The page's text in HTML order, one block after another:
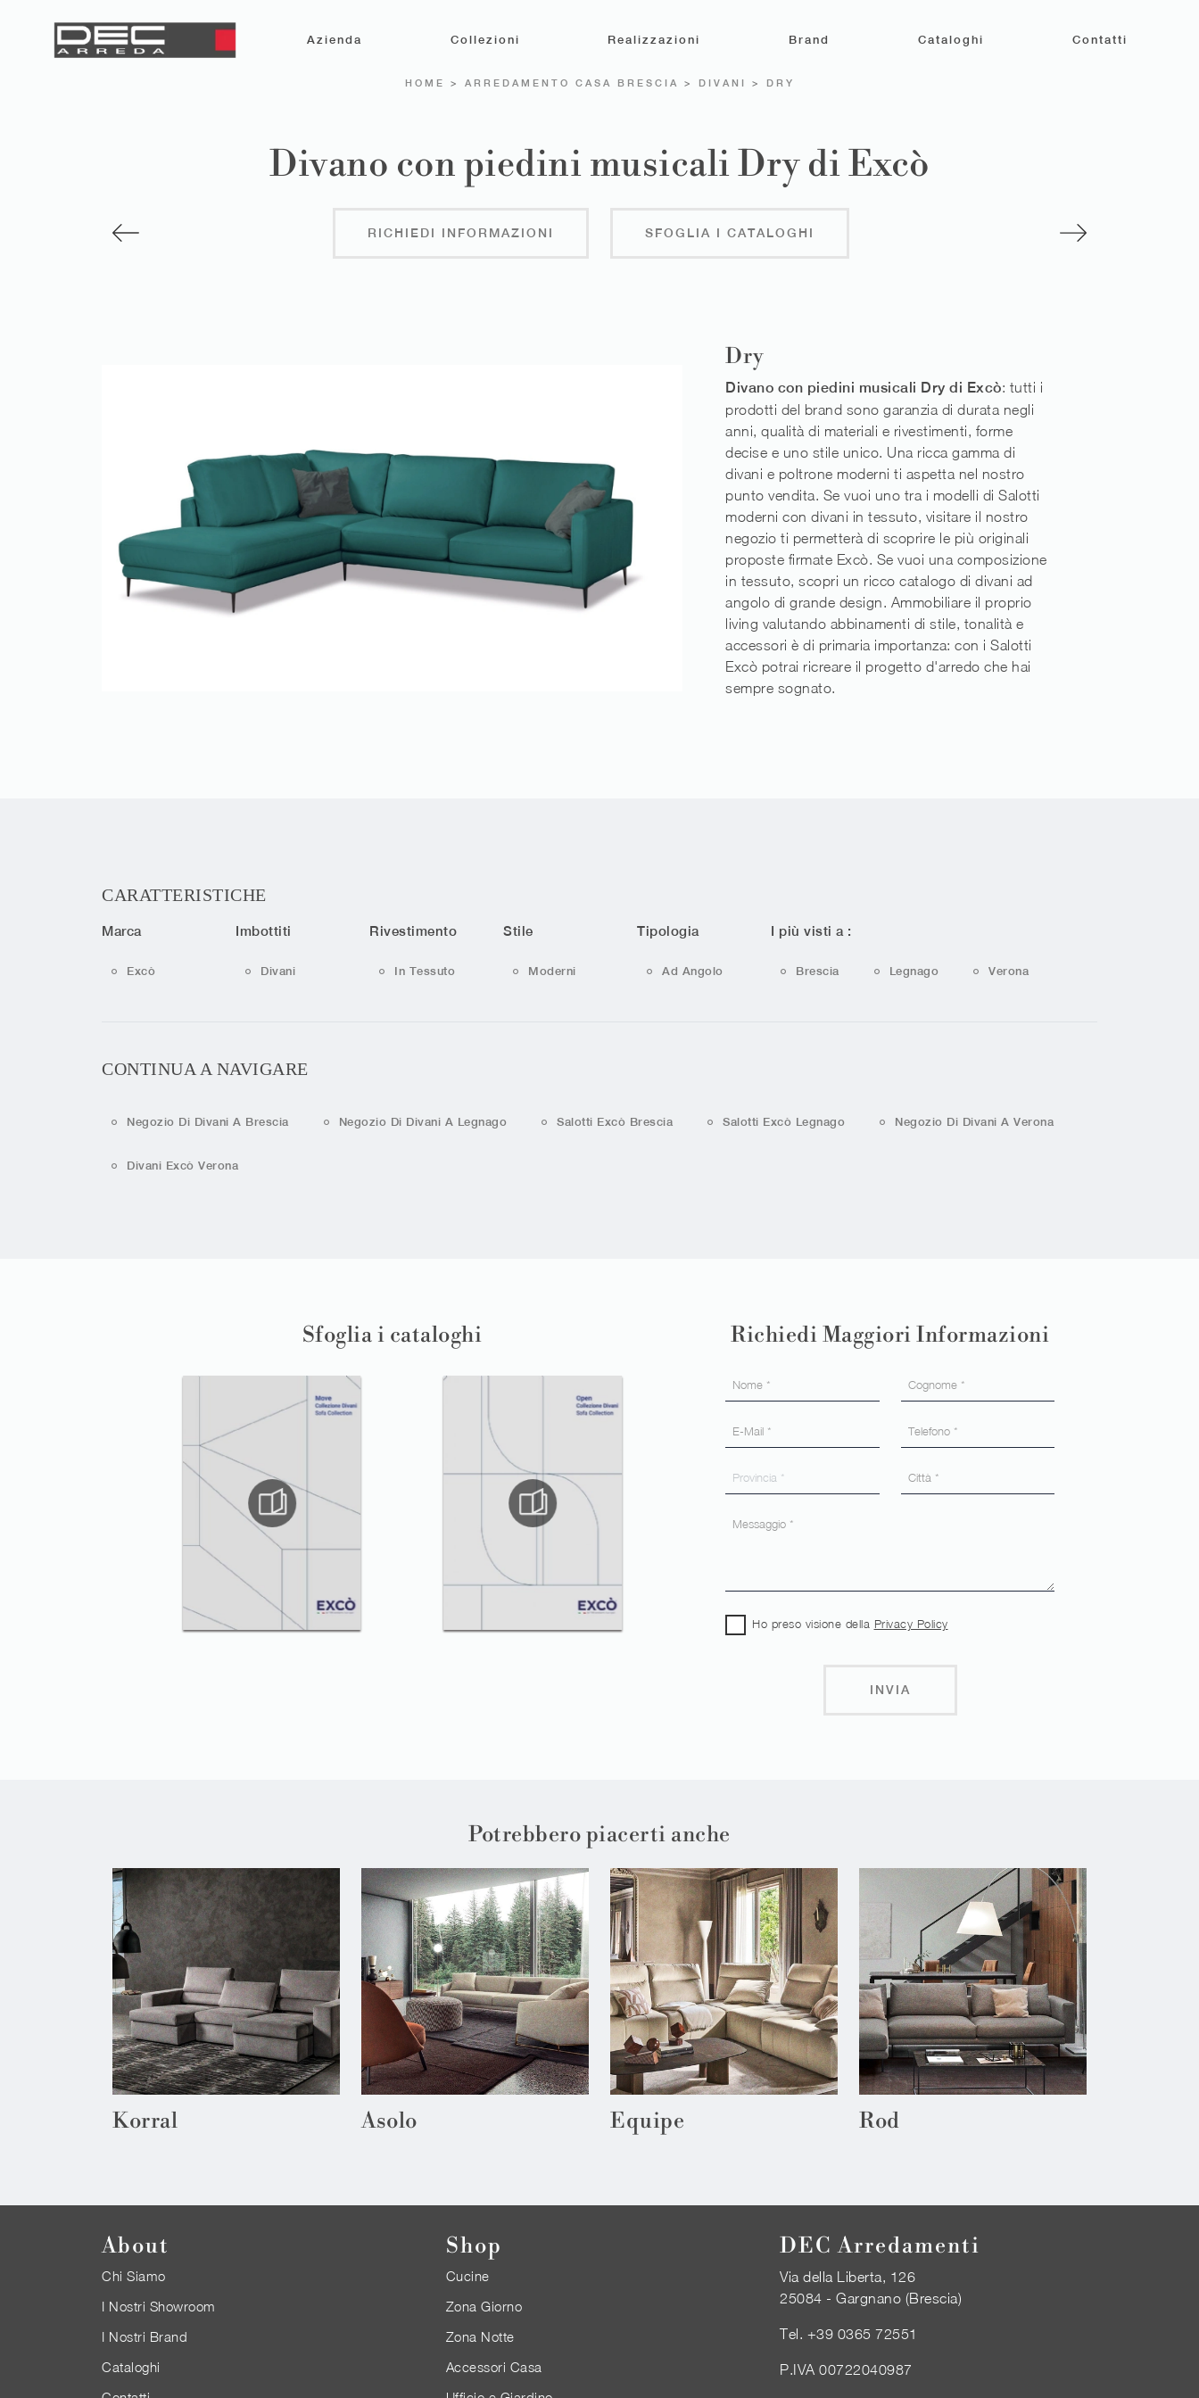
Azienda Collezioni Realizzazioni Brand Cataloghi Contatti
HOME > ARREDAMENTO CASA BRESCIA > DIVANI > DRY
Divano con piedini musicali Dry di Excò
RICHIEDI INFORMAZIONI SFOGLIA I CATALOGHI
Dry
Divano con piedini musicali Dry di Excò: tutti i
prodotti del brand sono garanzia di durata negli
anni, qualità di materiali e rivestimenti, forme
decise e uno stile unico. Una ricca gamma di
divani e poltrone moderni ti aspetta nel nostro
punto vendita. Se vuoi uno tra i modelli di Salotti
moderni con divani in tessuto, visitare il nostro
negozio ti permetterà di scoprire le più originali
proposte firmate Excò. Se vuoi una composizione
in tessuto, scopri un ricco catalogo di divani ad
angolo di grande design. Ammobiliare il proprio
living valutando abbinamenti di stile, tonalità e
accessori è di primaria importanza: con i Salotti
Excò potrai ricreare il progetto d'arredo che hai
sempre sognato.
CARATTERISTICHE
Marca
Excò
Imbottiti
Divani
Rivestimento
In Tessuto
Stile
Moderni
Tipologia
Ad Angolo
I più visti a :
Brescia Legnago Verona
CONTINUA A NAVIGARE
Negozio Di Divani A Brescia Negozio Di Divani A Legnago Salotti Excò Brescia Salotti Excò Legnago Negozio Di Divani A Verona
Divani Excò Verona
Sfoglia i cataloghi Richiedi Maggiori Informazioni
Ho preso visione della Privacy Policy
INVIA
Potrebbero piacerti anche
Korral Asolo Equipe Rod
About
Chi Siamo
I Nostri Showroom
I Nostri Brand
Cataloghi
Shop
Cucine
Zona Giorno
Zona Notte
Accessori Casa
DEC Arredamenti
Via della Liberta, 126
25084 - Gargnano (Brescia)
Tel. +39 0365 72551
P.IVA 00722040987